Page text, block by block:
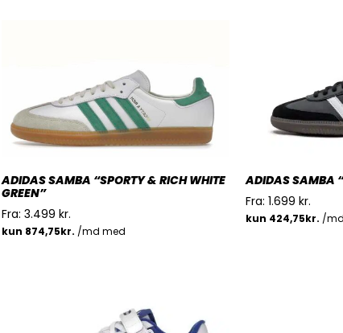
ADIDAS SAMBA “SPORTY & RICH WHITE
GREEN”
Fra: 3.499 kr.
ADIDAS SAMBA
Fra: 1.699 kr.